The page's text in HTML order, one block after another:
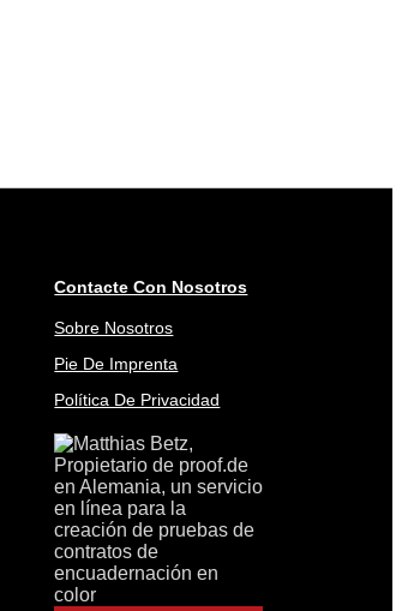
Contacte Con Nosotros
Sobre Nosotros
Pie De Imprenta
Política De Privacidad